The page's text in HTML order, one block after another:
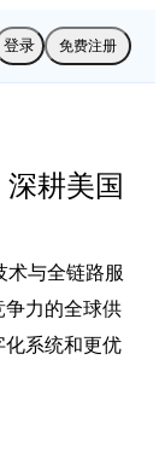
登录 免费注册
耕美国
术与全链路服
争力的全球供
化系统和更优